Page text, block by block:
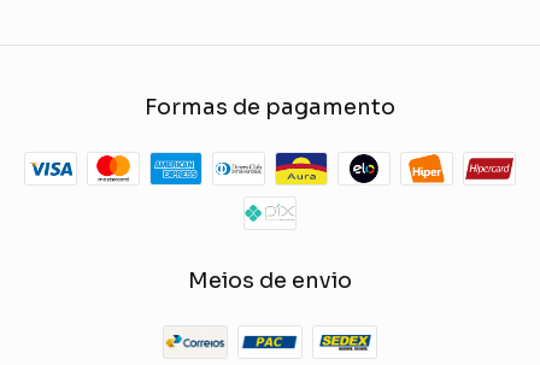
Formas de pagamento
Meios de envio